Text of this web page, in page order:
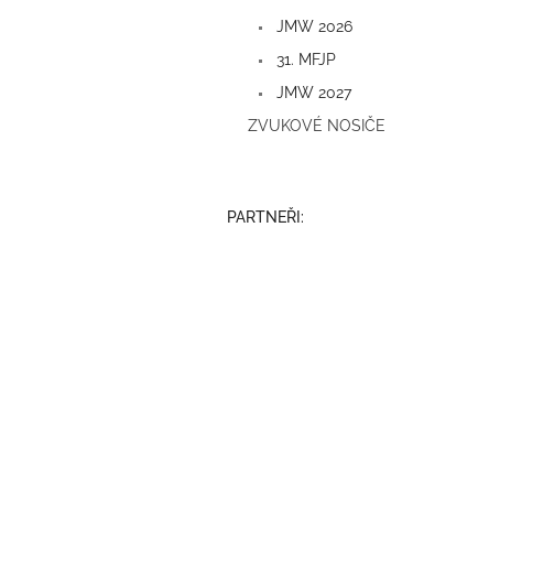
JMW 2026
31. MFJP
JMW 2027
ZVUKOVÉ NOSIČE
PARTNEŘI: